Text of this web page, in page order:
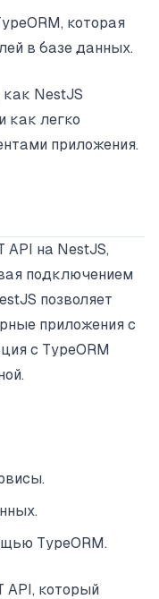
которая
в базе данных.
NestJS
как легко
приложения.
API на NestJS,
подключением
позволяет
приложения с
с TypeORM
TypeORM.
API, который